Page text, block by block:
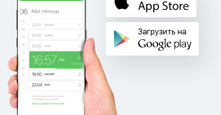
Загрузить на